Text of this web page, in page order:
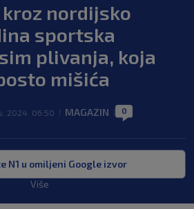
nordijsko
sportska
plivanja, koja
mišića
2024. 06:50 MAGAZIN 0
N1 u omiljeni Google izvor
Više